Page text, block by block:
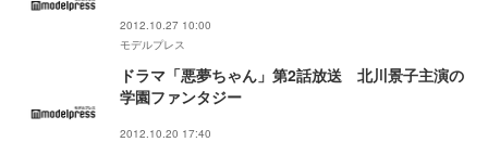
2012.10.27 10:00
モデルプレス
ドラマ「悪夢ちゃん」第2話放送 北川景子主演の
学園ファンタジー
2012.10.20 17:40